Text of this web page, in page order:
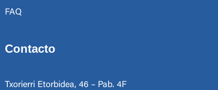
FAQ
Contacto
Txorierri Etorbidea, 46 – Pab. 4F